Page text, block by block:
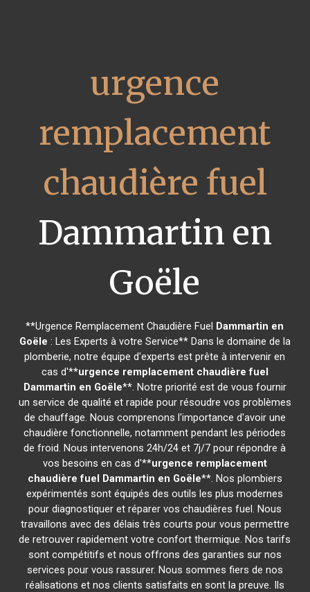
urgence
remplacement
chaudière fuel
Dammartin en
Goële
**Urgence Remplacement Chaudière Fuel Dammartin en
Goële : Les Experts à votre Service** Dans le domaine de la
plomberie, notre équipe d'experts est prête à intervenir en
cas d'**urgence remplacement chaudière fuel
Dammartin en Goële**. Notre priorité est de vous fournir
un service de qualité et rapide pour résoudre vos problèmes
de chauffage. Nous comprenons l'importance d'avoir une
chaudière fonctionnelle, notamment pendant les périodes
de froid. Nous intervenons 24h/24 et 7j/7 pour répondre à
vos besoins en cas d'**urgence remplacement
chaudière fuel Dammartin en Goële**. Nos plombiers
expérimentés sont équipés des outils les plus modernes
pour diagnostiquer et réparer vos chaudières fuel. Nous
travaillons avec des délais très courts pour vous permettre
de retrouver rapidement votre confort thermique. Nos tarifs
sont compétitifs et nous offrons des garanties sur nos
services pour vous rassurer. Nous sommes fiers de nos
réalisations et nos clients satisfaits en sont la preuve. Ils